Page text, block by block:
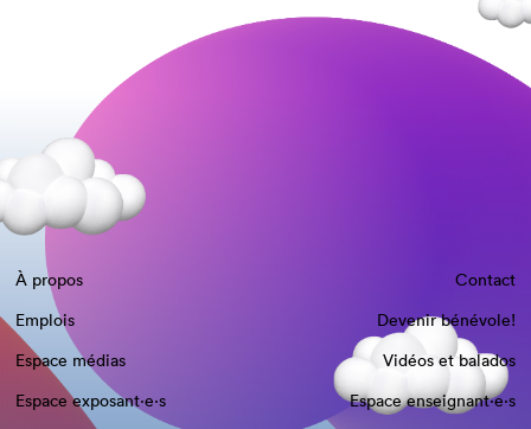
À propos
Contact
Emplois
Devenir bénévole!
Espace médias
Vidéos et balados
Espace exposant·e⋅s
Espace enseignant·e⋅s